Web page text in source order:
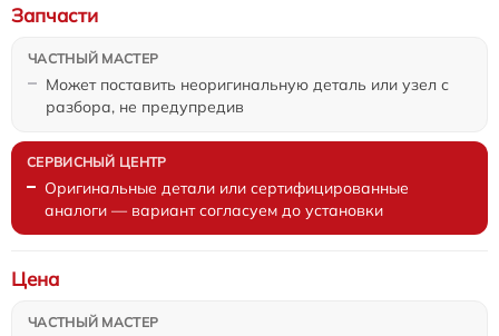
Может поставить неоригинальную деталь или узел с
разбора, не предупредив
Запчасти
Оригинальные детали или сертифицированные
аналоги — вариант согласуем до установки
Цена